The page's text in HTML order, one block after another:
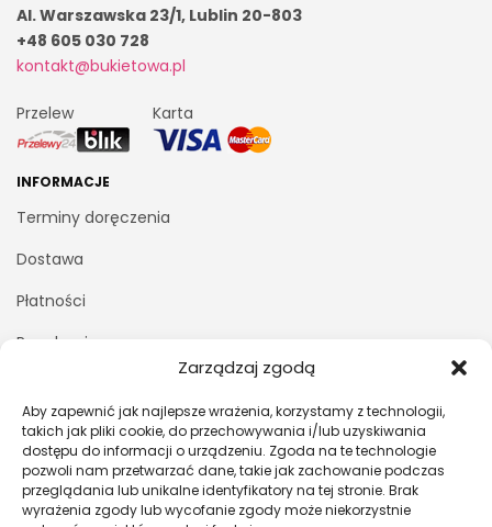
Zarządzaj zgodą
Aby zapewnić jak najlepsze wrażenia, korzystamy z technologii,
takich jak pliki cookie, do przechowywania i/lub uzyskiwania
dostępu do informacji o urządzeniu. Zgoda na te technologie
pozwoli nam przetwarzać dane, takie jak zachowanie podczas
przeglądania lub unikalne identyfikatory na tej stronie. Brak
wyrażenia zgody lub wycofanie zgody może niekorzystnie
Al. Warszawska 23/1, Lublin 20-803
+48 605 030 728
kontakt@bukietowa.pl
Przelew Karta
INFORMACJE
Terminy doręczenia
Dostawa
Płatności
Regulamin
Kontakt z nami
MOJE KONTO
Logowanie/Rejestracja